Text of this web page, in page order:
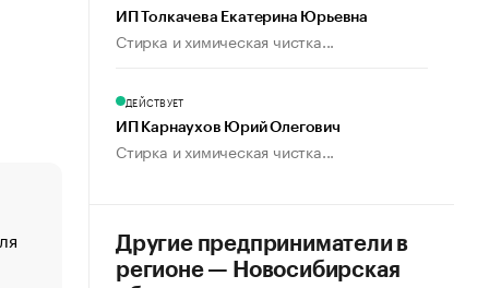
«От спорта тело стареет иначе». Как живет глава
создавшей GTA
ИП Толкачева Екатерина Юрьевна
Стирка и химическая чистка...
ДЕЙСТВУЕТ
ИП Карнаухов Юрий Олегович
Стирка и химическая чистка...
Другие предприниматели в
регионе — Новосибирская